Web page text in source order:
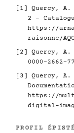
[1] Quercy,
2 -
https://
raisonne/
[2] Quercy, A.
0000-2662-
[3] Quercy,
https://
digital-
PROFIL